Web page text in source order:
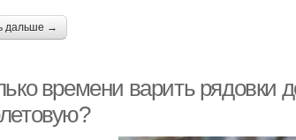
дальше →
времени варить рядовки